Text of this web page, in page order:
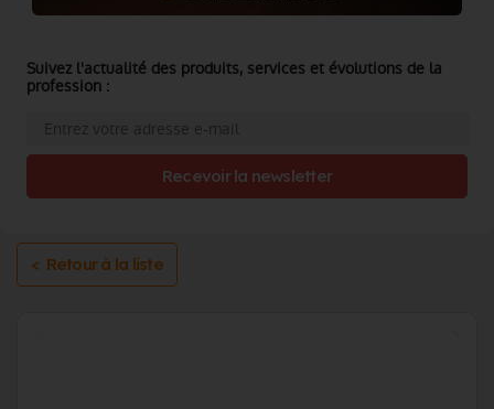
< Retour à la liste
Suivez l'actualité des produits, services et évolutions de la
profession :
Recevoir la newsletter